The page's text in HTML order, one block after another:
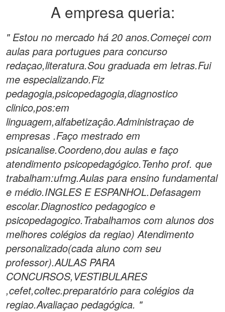
A empresa queria:
" Estou no mercado há 20 anos.Começei com
aulas para portugues para concurso
redaçao,literatura.Sou graduada em letras.Fui
me especializando.Fiz
pedagogia,psicopedagogia,diagnostico
clinico,pos:em
linguagem,alfabetizaçâo.Administraçao de
empresas .Faço mestrado em
psicanalise.Coordeno,dou aulas e faço
atendimento psicopedagógico.Tenho prof. que
trabalham:ufmg.Aulas para ensino fundamental
e médio.INGLES E ESPANHOL.Defasagem
escolar.Diagnostico pedagogico e
psicopedagogico.Trabalhamos com alunos dos
melhores colégios da regiao) Atendimento
personalizado(cada aluno com seu
professor).AULAS PARA
CONCURSOS,VESTIBULARES
,cefet,coltec.preparatório para colégios da
regiao.Avaliaçao pedagógica. "